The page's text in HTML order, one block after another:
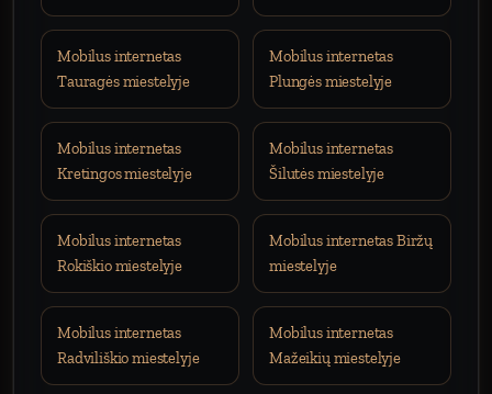
Mobilus internetas
Tauragės miestelyje
Mobilus internetas
Plungės miestelyje
Mobilus internetas
Kretingos miestelyje
Mobilus internetas
Šilutės miestelyje
Mobilus internetas
Rokiškio miestelyje
Mobilus internetas Biržų
miestelyje
Mobilus internetas
Radviliškio miestelyje
Mobilus internetas
Mažeikių miestelyje